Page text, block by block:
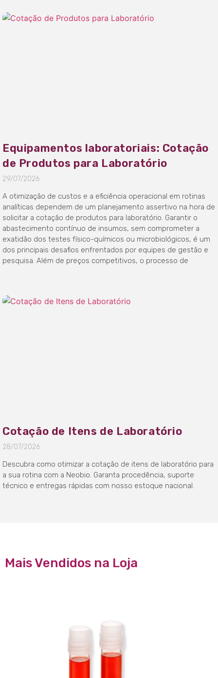
Equipamentos laboratoriais: Cotação
de Produtos para Laboratório
29/07/2026
A otimização de custos e a eficiência operacional em rotinas
analíticas dependem de um planejamento assertivo na hora de
solicitar a cotação de produtos para laboratório. Garantir o
abastecimento contínuo de insumos, sem comprometer a
exatidão dos testes físico-químicos ou microbiológicos, é um
dos principais desafios enfrentados por equipes de gestão e
pesquisa. Além de preços competitivos, o processo de
Cotação de Itens de Laboratório
28/07/2026
Descubra como otimizar a cotação de itens de laboratório para
a sua rotina com a Neobio. Garanta procedência, suporte
técnico e entregas rápidas com nosso estoque nacional.
Mais Vendidos na Loja